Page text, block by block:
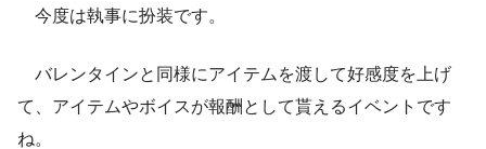
今度は執事に扮装です。
バレンタインと同様にアイテムを渡して好感度を上げ
て、アイテムやボイスが報酬として貰えるイベントです
ね。